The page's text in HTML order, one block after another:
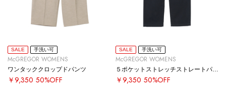
SALE 手洗い可
McGREGOR WOMENS
ワンタッククロップドパンツ
￥9,350 50%OFF
SALE 手洗い可
McGREGOR WOMENS
５ポケットストレッチストレートパンツ
￥9,350 50%OFF